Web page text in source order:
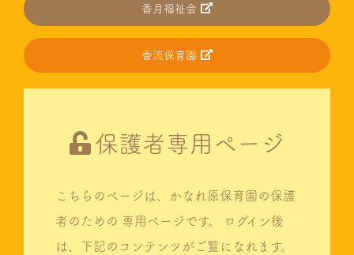
香月福祉会
香流保育園
保護者専用ページ
こちらのページは、かなれ原保育園の保護
者のための 専用ページです。
ログイン後
は、下記のコンテンツがご覧になれます。